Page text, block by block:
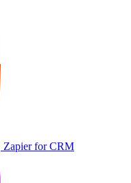
Zapier for CRM